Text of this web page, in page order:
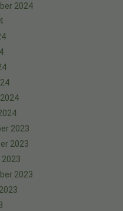
2024
2023
2023
2023